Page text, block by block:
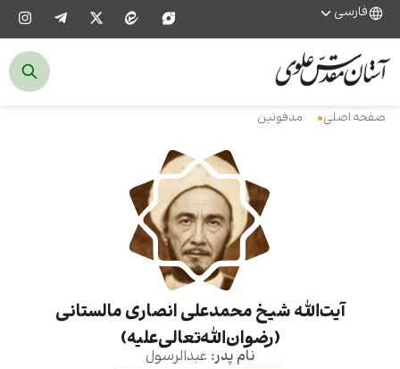
فارسی
صفحه اصلی مدفونین
آیت‌الله شیخ محمدعلی انصاری مالستانی
(رضوان‌الله‌تعالی‌علیه)
نام پدر: عبدالرسول